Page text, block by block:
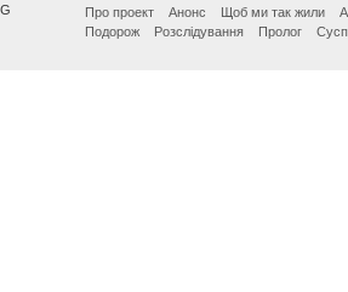
Про проект Анонс Щоб ми так жили
Подорож
Розслідування Пролог